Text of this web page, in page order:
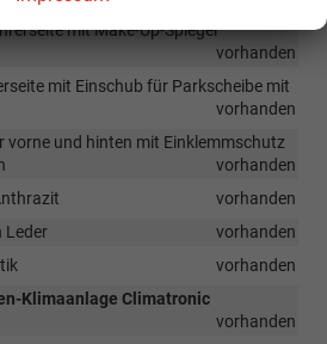
mit Make-Up-Spiegel
vorhanden
mit Einschub für Parkscheibe mit
vorhanden
vorne und hinten mit Einklemmschutz
vorhanden
vorhanden
Leder
vorhanden
vorhanden
Klimaanlage Climatronic
vorhanden